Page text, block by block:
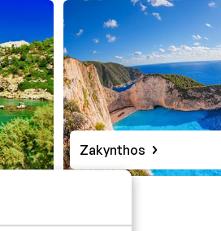
Zakynthos